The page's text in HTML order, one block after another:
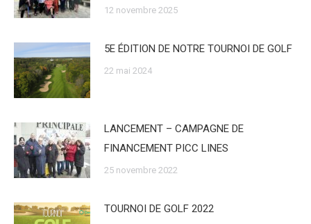
12 novembre 2025
5E ÉDITION DE NOTRE TOURNOI DE GOLF
22 mai 2024
LANCEMENT – CAMPAGNE DE
FINANCEMENT PICC LINES
25 novembre 2022
TOURNOI DE GOLF 2022